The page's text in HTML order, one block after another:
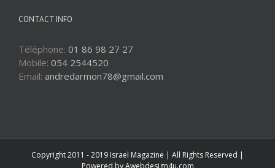
CONTACT INFO
Téléphone: 01 86 98 27 27
Mobile: 054 2544520
Email: andredarmon78@gmail.com
Copyright 2011 - 2019 Israel Magazine | All Rights Reserved |
Powered byAwebdesign4u.com